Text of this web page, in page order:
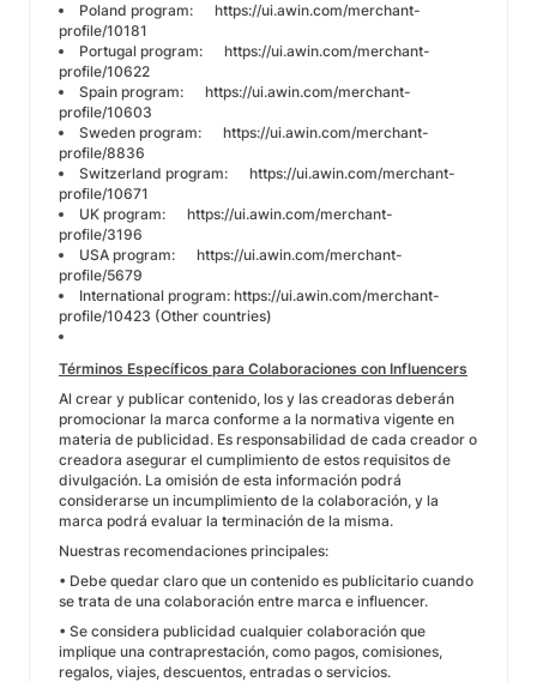
Poland program: https://ui.awin.com/merchant-
profile/10181
Portugal program: https://ui.awin.com/merchant-
profile/10622
Spain program: https://ui.awin.com/merchant-
profile/10603
Sweden program: https://ui.awin.com/merchant-
profile/8836
Switzerland program: https://ui.awin.com/merchant-
profile/10671
UK program: https://ui.awin.com/merchant-
profile/3196
USA program: https://ui.awin.com/merchant-
profile/5679
International program: https://ui.awin.com/merchant-
profile/10423 (Other countries)
Términos Específicos para Colaboraciones con Influencers
Al crear y publicar contenido, los y las creadoras deberán
promocionar la marca conforme a la normativa vigente en
materia de publicidad. Es responsabilidad de cada creador o
creadora asegurar el cumplimiento de estos requisitos de
divulgación. La omisión de esta información podrá
considerarse un incumplimiento de la colaboración, y la
marca podrá evaluar la terminación de la misma.
Nuestras recomendaciones principales:
• Debe quedar claro que un contenido es publicitario cuando
se trata de una colaboración entre marca e influencer.
• Se considera publicidad cualquier colaboración que
implique una contraprestación, como pagos, comisiones,
regalos, viajes, descuentos, entradas o servicios.